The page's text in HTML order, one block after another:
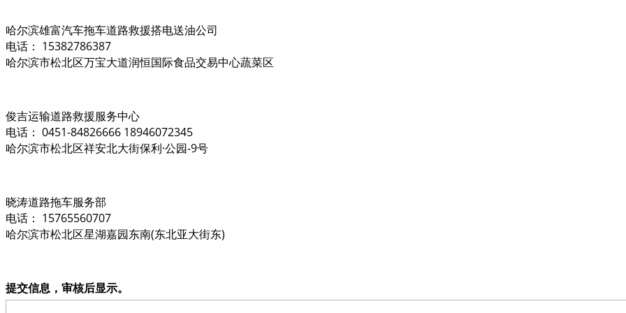
哈尔滨雄富汽车拖车道路救援搭电送油公司
电话： 15382786387
哈尔滨市松北区万宝大道润恒国际食品交易中心蔬菜区
俊吉运输道路救援服务中心
电话： 0451-84826666 18946072345
哈尔滨市松北区祥安北大街保利·公园-9号
晓涛道路拖车服务部
电话： 15765560707
哈尔滨市松北区星湖嘉园东南(东北亚大街东)
提交信息，审核后显示。